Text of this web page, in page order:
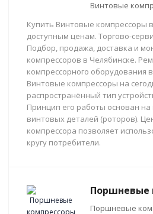
Винтовые
Купить Винтовые компрессоры
доступным ценам. Торгово-
Подбор, продажа, доставка и
компрессоров в Челябинске.
компрессорного оборудования
Винтовые компрессоры на
распространённый тип
Принцип его работы основан
винтовых деталей (роторов).
компрессора позволяет
кругу потребители.
Поршневые
Поршневые